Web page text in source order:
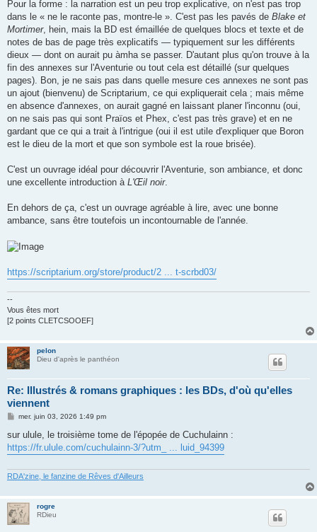
Pour la forme : la narration est un peu trop explicative, on n'est pas trop
dans le « ne le raconte pas, montre-le ». C'est pas les pavés de Blake et
Mortimer, hein, mais la BD est émaillée de quelques blocs et texte et de
notes de bas de page très explicatifs — typiquement sur les différents
dieux — dont on aurait pu àmha se passer. D'autant plus qu'on trouve à la
fin des annexes sur l'Aventurie ou tout cela est détaillé (sur quelques
pages). Bon, je ne sais pas dans quelle mesure ces annexes ne sont pas
un ajout (bienvenu) de Scriptarium, ce qui expliquerait cela ; mais même
en absence d'annexes, on aurait gagné en laissant planer l'inconnu (oui,
on ne sais pas qui sont Praïos et Phex, c'est pas très grave) et en ne
gardant que ce qui a trait à l'intrigue (oui il est utile d'expliquer que Boron
est le dieu de la mort et que son symbole est la roue brisée).
C'est un ouvrage idéal pour découvrir l'Aventurie, son ambiance, et donc
une excellente introduction à L'Œil noir.
En dehors de ça, c'est un ouvrage agréable à lire, avec une bonne
ambance, sans être toutefois un incontournable de l'année.
https://scriptarium.org/store/product/2 ... t-scrbd03/
--
Vous êtes mort
[2 points CLETCSOOEF]
pelon
Dieu d'après le panthéon
Re: Illustrés & romans graphiques : les BDs, d'où qu'elles
viennent
M
s
a
mer. juin 03, 2026 1:49 pm
sur ulule, le troisième tome de l'épopée de Cuchulainn :
https://fr.ulule.com/cuchulainn-3/?utm_ ... luid_94399
RDA'zine, le fanzine de Rêves d'Ailleurs
rogre
RDieu